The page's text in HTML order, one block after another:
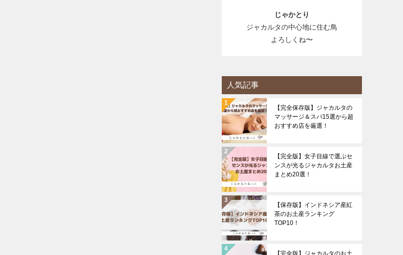
じゃかとり
ジャカルタの中心地に住む鳥
よろしくね〜
人気記事
【完全保存版】ジャカルタの
マッサージ＆スパ15選から超
おすすめ店を厳選！
【完全版】女子目線で選ぶセ
ンスが光るジャカルタお土産
まとめ20選！
【保存版】インドネシア産紅
茶のお土産ランキング
TOP10！
【完全版】ジャカルタのお土